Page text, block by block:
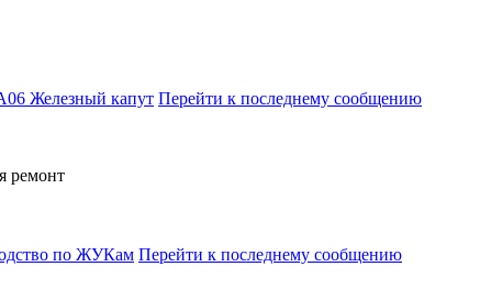
Железный капут Перейти к последнему сообщению
ремонт
по ЖУКам Перейти к последнему сообщению